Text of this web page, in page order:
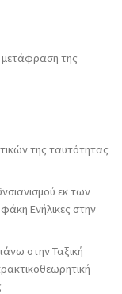
μετάφραση της
της ταυτότητας
εκ των
Ενήλικες στην
στην Ταξική